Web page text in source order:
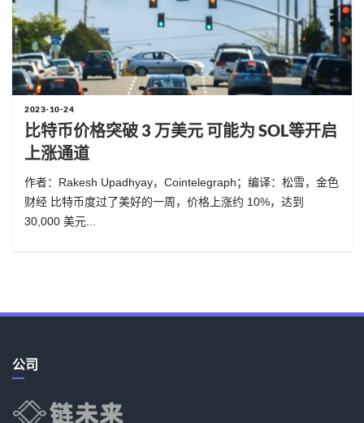
2023-10-24
比特币价格突破 3 万美元 可能为 SOL等开启
上涨通道
作者：Rakesh Upadhyay，Cointelegraph；编译：松雪，金色
财经 比特币度过了美好的一周，价格上涨约 10%，达到
30,000 美元...
公司